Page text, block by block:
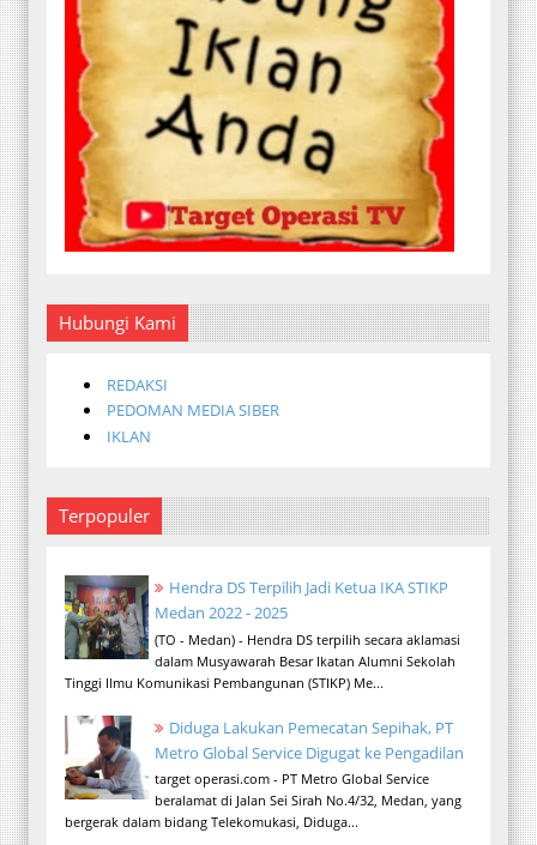
Hubungi Kami
REDAKSI
PEDOMAN MEDIA SIBER
IKLAN
Terpopuler
Hendra DS Terpilih Jadi Ketua IKA STIKP
Medan 2022 - 2025
(TO - Medan) - Hendra DS terpilih secara aklamasi
dalam Musyawarah Besar Ikatan Alumni Sekolah
Tinggi Ilmu Komunikasi Pembangunan (STIKP) Me...
Diduga Lakukan Pemecatan Sepihak, PT
Metro Global Service Digugat ke Pengadilan
target operasi.com - PT Metro Global Service
beralamat di Jalan Sei Sirah No.4/32, Medan, yang
bergerak dalam bidang Telekomukasi, Diduga...